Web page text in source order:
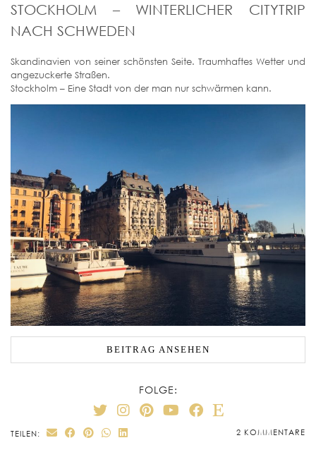
STOCKHOLM – WINTERLICHER CITYTRIP
NACH SCHWEDEN
Skandinavien von seiner schönsten Seite. Traumhaftes Wetter und
angezuckerte Straßen.
Stockholm – Eine Stadt von der man nur schwärmen kann.
BEITRAG ANSEHEN
FOLGE:
TEILEN: 2 KOMMENTARE